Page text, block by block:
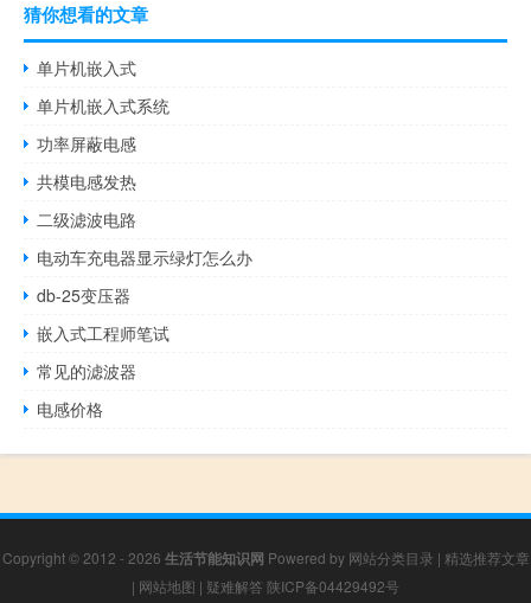
猜你想看的文章
单片机嵌入式
单片机嵌入式系统
功率屏蔽电感
共模电感发热
二级滤波电路
电动车充电器显示绿灯怎么办
db-25变压器
嵌入式工程师笔试
常见的滤波器
电感价格
Copyright © 2012 - 2026 生活节能知识网 Powered by 网站分类目录 | 精选推荐文章
| 网站地图 | 疑难解答 陕ICP备04429492号